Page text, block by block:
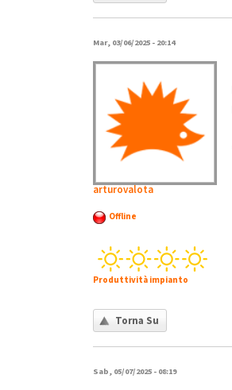
Mar, 03/06/2025 - 20:14
arturovalota
Offline
Produttività impianto
Torna Su
Sab, 05/07/2025 - 08:19